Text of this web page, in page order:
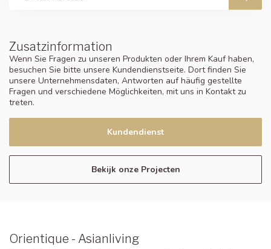
Zusatzinformation
Wenn Sie Fragen zu unseren Produkten oder Ihrem Kauf haben,
besuchen Sie bitte unsere Kundendienstseite. Dort finden Sie
unsere Unternehmensdaten, Antworten auf häufig gestellte
Fragen und verschiedene Möglichkeiten, mit uns in Kontakt zu
treten.
Kundendienst
Bekijk onze Projecten
Orientique - Asianliving